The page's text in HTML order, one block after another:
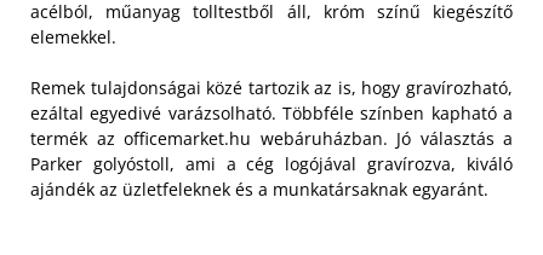
acélból, műanyag tolltestből áll, króm színű kiegészítő
elemekkel.
Remek tulajdonságai közé tartozik az is, hogy gravírozható,
ezáltal egyedivé varázsolható. Többféle színben kapható a
termék az officemarket.hu webáruházban. Jó választás a
Parker golyóstoll, ami a cég logójával gravírozva, kiváló
ajándék az üzletfeleknek és a munkatársaknak egyaránt.